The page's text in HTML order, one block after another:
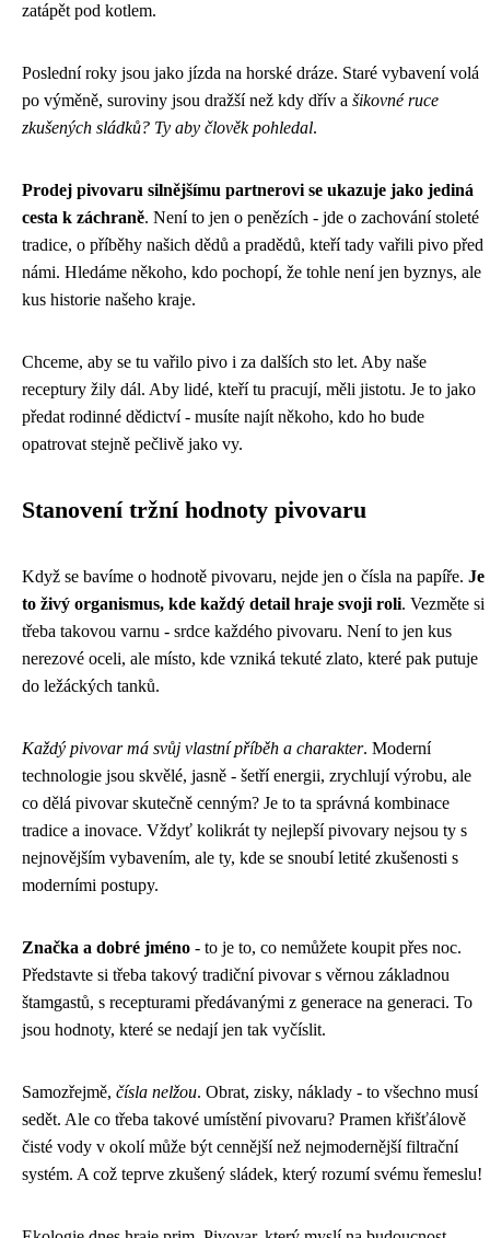
zatápět pod kotlem.
Poslední roky jsou jako jízda na horské dráze. Staré vybavení volá
po výměně, suroviny jsou dražší než kdy dřív a šikovné ruce
zkušených sládků? Ty aby člověk pohledal.
Prodej pivovaru silnějšímu partnerovi se ukazuje jako jediná
cesta k záchraně. Není to jen o penězích - jde o zachování stoleté
tradice, o příběhy našich dědů a pradědů, kteří tady vařili pivo před
námi. Hledáme někoho, kdo pochopí, že tohle není jen byznys, ale
kus historie našeho kraje.
Chceme, aby se tu vařilo pivo i za dalších sto let. Aby naše
receptury žily dál. Aby lidé, kteří tu pracují, měli jistotu. Je to jako
předat rodinné dědictví - musíte najít někoho, kdo ho bude
opatrovat stejně pečlivě jako vy.
Stanovení tržní hodnoty pivovaru
Když se bavíme o hodnotě pivovaru, nejde jen o čísla na papíře. Je
to živý organismus, kde každý detail hraje svoji roli. Vezměte si
třeba takovou varnu - srdce každého pivovaru. Není to jen kus
nerezové oceli, ale místo, kde vzniká tekuté zlato, které pak putuje
do ležáckých tanků.
Každý pivovar má svůj vlastní příběh a charakter. Moderní
technologie jsou skvělé, jasně - šetří energii, zrychlují výrobu, ale
co dělá pivovar skutečně cenným? Je to ta správná kombinace
tradice a inovace. Vždyť kolikrát ty nejlepší pivovary nejsou ty s
nejnovějším vybavením, ale ty, kde se snoubí letité zkušenosti s
moderními postupy.
Značka a dobré jméno - to je to, co nemůžete koupit přes noc.
Představte si třeba takový tradiční pivovar s věrnou základnou
štamgastů, s recepturami předávanými z generace na generaci. To
jsou hodnoty, které se nedají jen tak vyčíslit.
Samozřejmě, čísla nelžou. Obrat, zisky, náklady - to všechno musí
sedět. Ale co třeba takové umístění pivovaru? Pramen křišťálově
čisté vody v okolí může být cennější než nejmodernější filtrační
systém. A což teprve zkušený sládek, který rozumí svému řemeslu!